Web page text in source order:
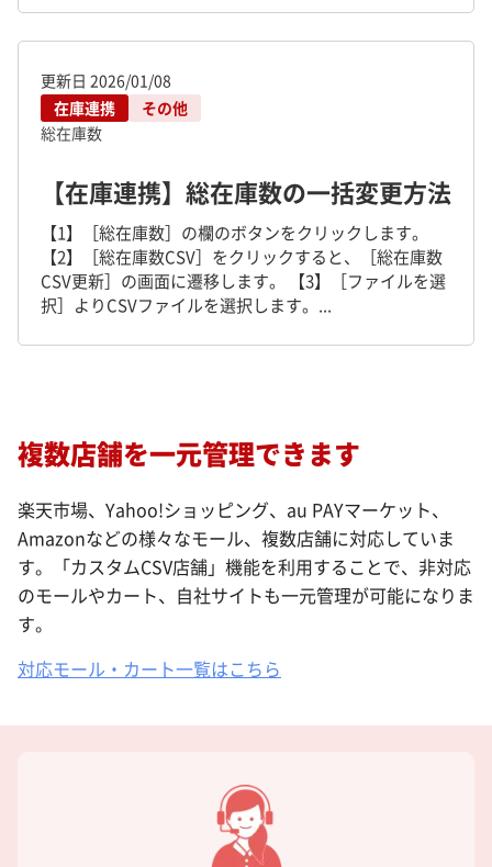
更新日 2026/01/08
在庫連携
その他
総在庫数
【在庫連携】総在庫数の一括変更方法
【1】［総在庫数］の欄のボタンをクリックします。
【2】［総在庫数CSV］をクリックすると、［総在庫数
CSV更新］の画面に遷移します。 【3】［ファイルを選
択］よりCSVファイルを選択します。...
複数店舗を一元管理できます
楽天市場、Yahoo!ショッピング、au PAYマーケット、
Amazonなどの様々なモール、複数店舗に対応していま
す。「カスタムCSV店舗」機能を利用することで、非対応
のモールやカート、自社サイトも一元管理が可能になりま
す。
対応モール・カート一覧はこちら